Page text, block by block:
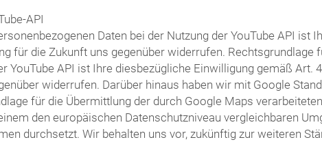
API
Daten bei der Nutzung der YouTube API ist
für die Zukunft uns gegenüber widerrufen. Rechtsgrundlage
YouTube API ist Ihre diesbezügliche Einwilligung gemäß Art.
widerrufen. Darüber hinaus haben wir mit Google
für die Übermittlung der durch Google Maps
den europäischen Datenschutzniveau vergleichbaren
durchsetzt. Wir behalten uns vor, zukünftig zur weiteren